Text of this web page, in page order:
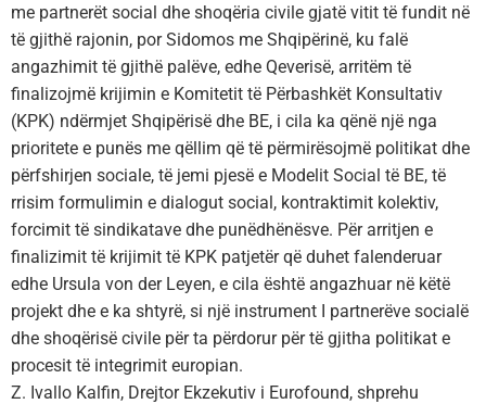
me partnerët social dhe shoqëria civile gjatë vitit të fundit në
të gjithë rajonin, por Sidomos me Shqipërinë, ku falë
angazhimit të gjithë palëve, edhe Qeverisë, arritëm të
finalizojmë krijimin e Komitetit të Përbashkët Konsultativ
(KPK) ndërmjet Shqipërisë dhe BE, i cila ka qënë një nga
prioritete e punës me qëllim që të përmirësojmë politikat dhe
përfshirjen sociale, të jemi pjesë e Modelit Social të BE, të
rrisim formulimin e dialogut social, kontraktimit kolektiv,
forcimit të sindikatave dhe punëdhënësve. Për arritjen e
finalizimit të krijimit të KPK patjetër që duhet falenderuar
edhe Ursula von der Leyen, e cila është angazhuar në këtë
projekt dhe e ka shtyrë, si një instrument I partnerëve socialë
dhe shoqërisë civile për ta përdorur për të gjitha politikat e
procesit të integrimit europian.
Z. Ivallo Kalfin, Drejtor Ekzekutiv i Eurofound, shprehu